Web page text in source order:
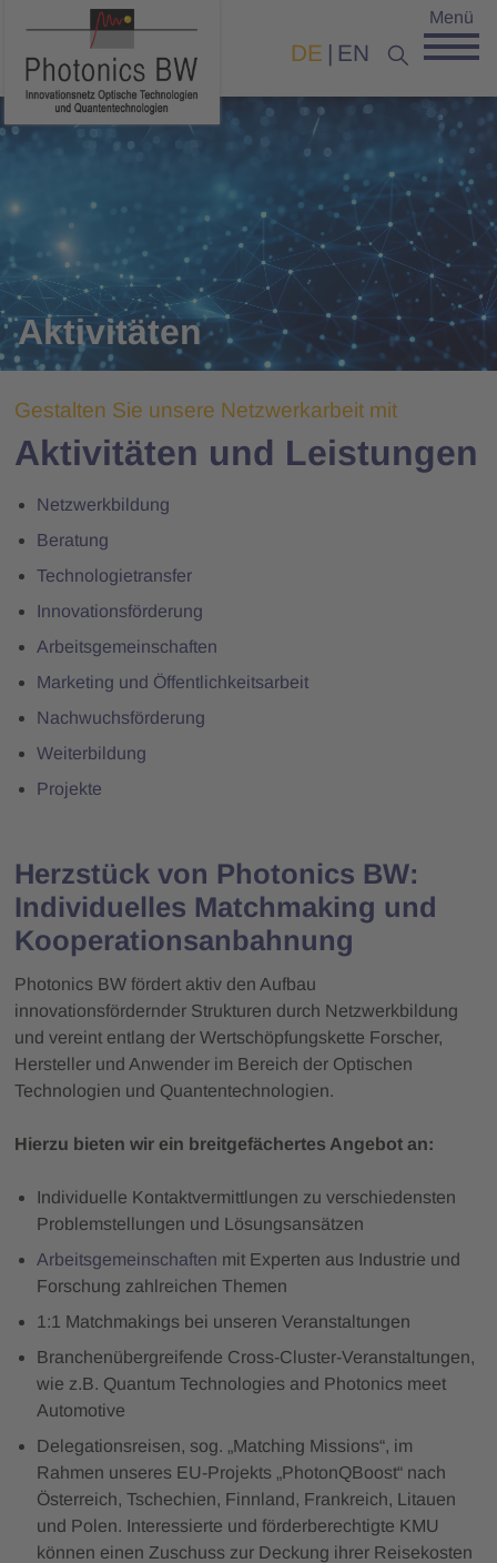
DE EN
Menü
Aktivitäten
Aktivitäten und Leistungen
Gestalten Sie unsere Netzwerkarbeit mit
Netzwerkbildung
Beratung
Technologietransfer
Innovationsförderung
Arbeitsgemeinschaften
Marketing und Öffentlichkeitsarbeit
Nachwuchsförderung
Weiterbildung
Projekte
Herzstück von Photonics BW:
Individuelles Matchmaking und
Kooperationsanbahnung
Photonics BW fördert aktiv den Aufbau
innovationsfördernder Strukturen durch Netzwerkbildung
und vereint entlang der Wertschöpfungskette Forscher,
Hersteller und Anwender im Bereich der Optischen
Technologien und Quantentechnologien.
Hierzu bieten wir ein breitgefächertes Angebot an:
Individuelle Kontaktvermittlungen zu verschiedensten
Problemstellungen und Lösungsansätzen
Arbeitsgemeinschaften mit Experten aus Industrie und
Forschung zahlreichen Themen
1:1 Matchmakings bei unseren Veranstaltungen
Branchenübergreifende Cross-Cluster-Veranstaltungen,
wie z.B. Quantum Technologies and Photonics meet
Automotive
Delegationsreisen, sog. „Matching Missions“, im
Rahmen unseres EU-Projekts „PhotonQBoost“ nach
Österreich, Tschechien, Finnland, Frankreich, Litauen
und Polen. Interessierte und förderberechtigte KMU
können einen Zuschuss zur Deckung ihrer Reisekosten